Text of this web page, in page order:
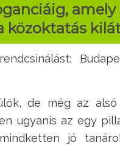
közoktatás
de még az
ugyanis az egy
jó